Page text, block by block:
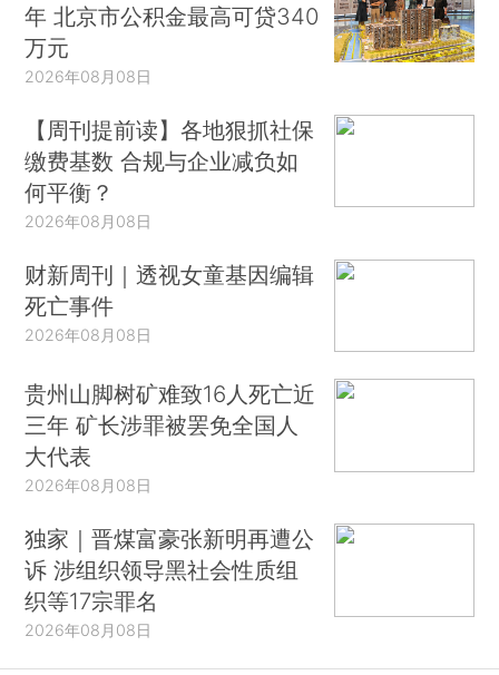
年 北京市公积金最高可贷340
万元
2026年08月08日
【周刊提前读】各地狠抓社保
缴费基数 合规与企业减负如
何平衡？
2026年08月08日
财新周刊｜透视女童基因编辑
死亡事件
2026年08月08日
贵州山脚树矿难致16人死亡近
三年 矿长涉罪被罢免全国人
大代表
2026年08月08日
独家｜晋煤富豪张新明再遭公
诉 涉组织领导黑社会性质组
织等17宗罪名
2026年08月08日